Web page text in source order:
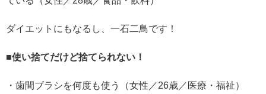
ダイエットにもなるし、一石二鳥です！
■使い捨てだけど捨てられない！
・歯間ブラシを何度も使う（女性／26歳／医療・福祉）